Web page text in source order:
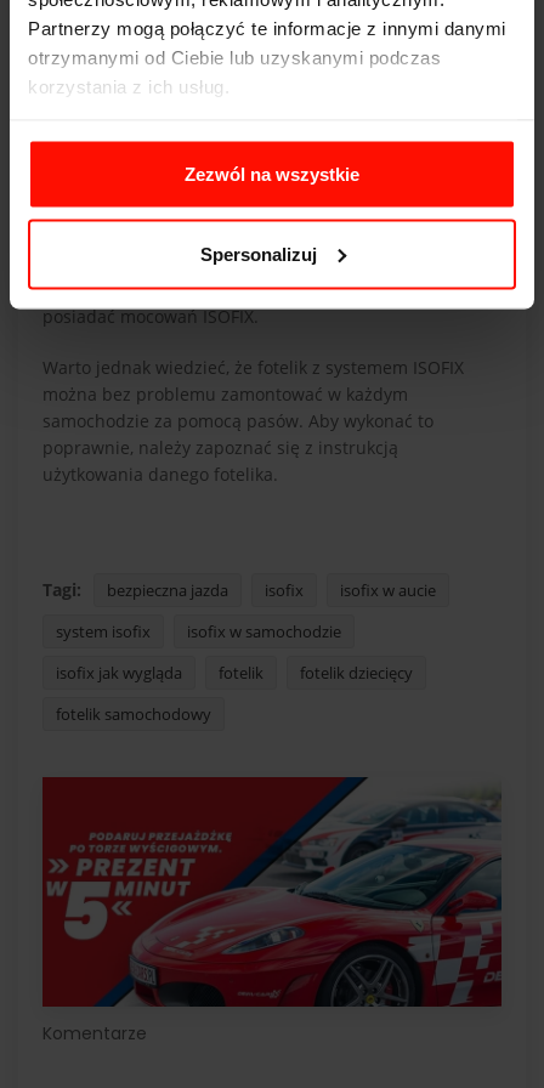
Partnerzy mogą połączyć te informacje z innymi danymi
otrzymanymi od Ciebie lub uzyskanymi podczas
korzystania z ich usług.
Zezwól na wszystkie
Spersonalizuj
Możesz też sprawdzić instrukcję obsługi samochodu,
gdzie producent zazwyczaj informuje o dostępności i
lokalizacji zaczepów ISOFIX.
Nie każdy fotelik dziecięcy pasuje do ISOFIX, bo nie
nadal mogą legalnie kupować i używać fotelików
zgodnych ze starszym standardem, które mogą nie
posiadać mocowań ISOFIX.
Warto jednak wiedzieć, że fotelik z systemem ISOFIX
można bez problemu zamontować w każdym
samochodzie za pomocą pasów. Aby wykonać to
poprawnie, należy zapoznać się z instrukcją
użytkowania danego fotelika.
Tagi: bezpieczna jazda isofix
isofix w aucie
system isofix
isofix w samochodzie
isofix jak wygląda
fotelik
fotelik dziecięcy
fotelik samochodowy
Komentarze